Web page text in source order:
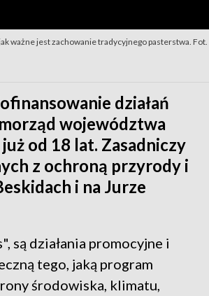
ważne jest zachowanie tradycyjnego pasterstwa. Fot.
działań
województwa
od 18 lat. Zasadniczy
z ochroną przyrody i
i na Jurze
są działania promocyjne i
tego, jaką program
środowiska, klimatu,